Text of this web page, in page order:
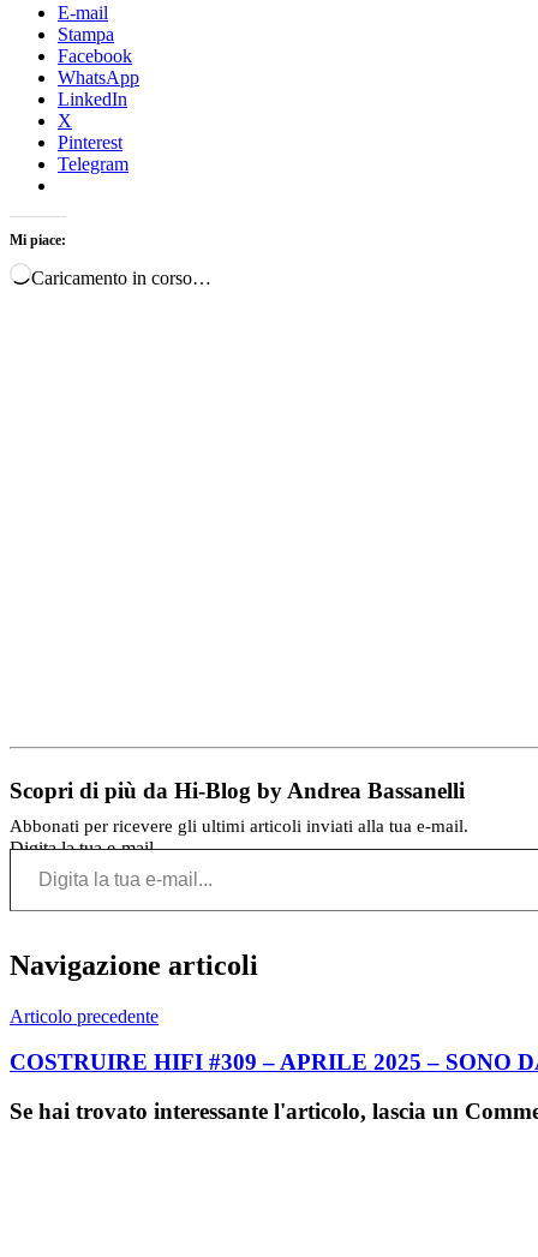
E-mail
Stampa
Facebook
WhatsApp
LinkedIn
X
Pinterest
Telegram
Mi piace:
Caricamento in corso…
Scopri di più da Hi-Blog by Andrea Bassanelli
Abbonati per ricevere gli ultimi articoli inviati alla tua e-mail.
Digita la tua e-mail...
Navigazione articoli
Articolo precedente
COSTRUIRE HIFI #309 – APRILE 2025 – SONO
Se hai trovato interessante l'articolo, lascia un